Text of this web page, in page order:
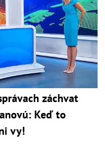
záchvat
Keď to
vy!